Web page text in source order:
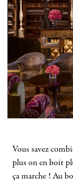
Vous savez
plus on en boit
ça marche ! Au